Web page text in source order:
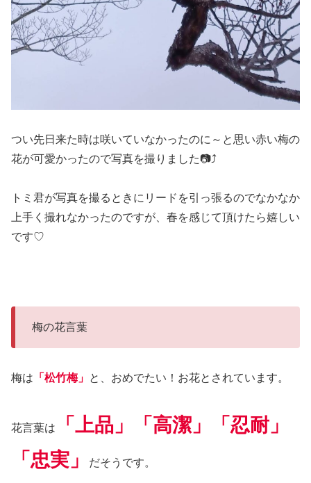
つい先日来た時は咲いていなかったのに～と思い赤い梅の
花が可愛かったので写真を撮りました📷⤴
トミ君が写真を撮るときにリードを引っ張るのでなかなか
上手く撮れなかったのですが、春を感じて頂けたら嬉しい
です♡
梅の花言葉
梅は 「松竹梅」 と、おめでたい！お花とされています。
花言葉は
「上品」「高潔」「忍耐」
「忠実」
だそうです。